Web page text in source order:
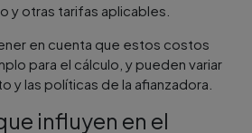
y otras tarifas aplicables.
en cuenta que estos costos
para el cálculo, y pueden variar
y las políticas de la afianzadora.
influyen en el